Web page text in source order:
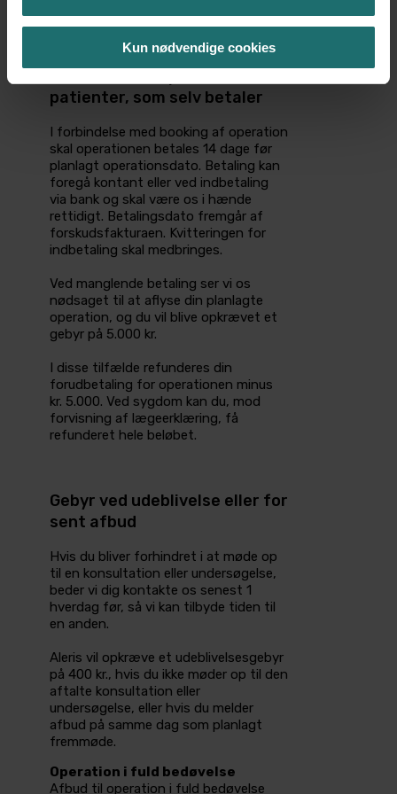
Kun nødvendige cookies
patienter, som selv betaler
I forbindelse med booking af operation
skal operationen betales 14 dage før
planlagt operationsdato. Betaling kan
foregå kontant eller ved indbetaling
via bank og skal være os i hænde
rettidigt. Betalingsdato fremgår af
forskudsfakturaen. Kvitteringen for
indbetaling skal medbringes.
Ved manglende betaling ser vi os
nødsaget til at aflyse din planlagte
operation, og du vil blive opkrævet et
gebyr på 5.000 kr.
I disse tilfælde refunderes din
forudbetaling for operationen minus
kr. 5.000. Ved sygdom kan du, mod
forvisning af lægeerklæring, få
refunderet hele beløbet.
Gebyr ved udeblivelse eller for
sent afbud
Hvis du bliver forhindret i at møde op
til en konsultation eller undersøgelse,
beder vi dig kontakte os senest 1
hverdag før, så vi kan tilbyde tiden til
en anden.
Aleris vil opkræve et udeblivelsesgebyr
på 400 kr., hvis du ikke møder op til den
aftalte konsultation eller
undersøgelse, eller hvis du melder
afbud på samme dag som planlagt
fremmøde.
Operation i fuld bedøvelse
Afbud til operation i fuld bedøvelse